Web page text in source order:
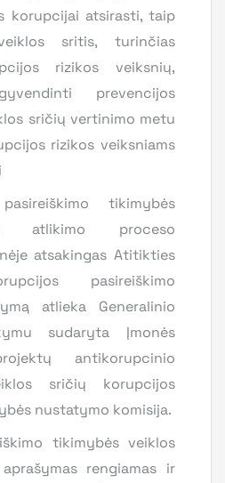
korupcijai atsirasti, taip
sritis, turinčias
rizikos veiksnių,
prevencijos
sričių vertinimo metu
rizikos veiksniams
tikimybės
atlikimo proceso
atsakingas Atitikties
pasireiškimo
atlieka Generalinio
sudaryta Įmonės
antikorupcinio
sričių korupcijos
nustatymo komisija.
tikimybės veiklos
rengiamas ir